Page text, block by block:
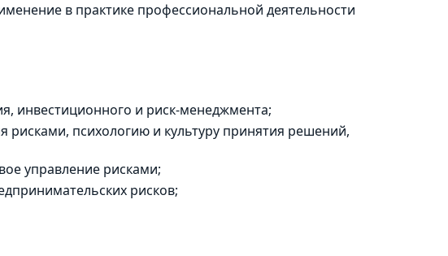
в практике профессиональной деятельности
инвестиционного и риск-менеджмента;
психологию и культуру принятия решений,
управление рисками;
рисков;